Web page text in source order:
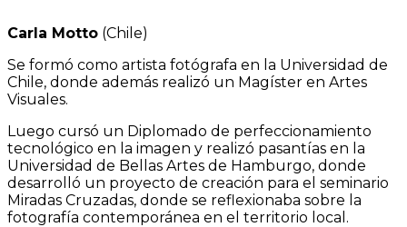
Carla Motto (Chile)
Se formó como artista fotógrafa en la Universidad de
Chile, donde además realizó un Magíster en Artes
Visuales.
Luego cursó un Diplomado de perfeccionamiento
tecnológico en la imagen y realizó pasantías en la
Universidad de Bellas Artes de Hamburgo, donde
desarrolló un proyecto de creación para el seminario
Miradas Cruzadas, donde se reflexionaba sobre la
fotografía contemporánea en el territorio local.